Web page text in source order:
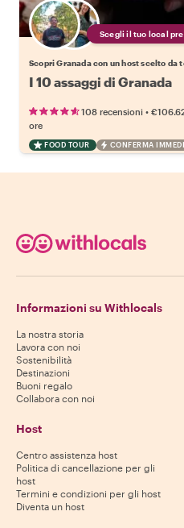
Scegli il tuo local
Scopri Granada con un host scelto da
I 10 assaggi di Granada
108 recensioni •
ore
FOOD TOUR CONFERMA
Informazioni su Withlocals
La nostra storia
Lavora con noi
Sostenibilità
Destinazioni
Buoni regalo
Collabora con noi
Host
Centro assistenza host
Politica di cancellazione per gli
host
Termini e condizioni per gli host
Diventa un host